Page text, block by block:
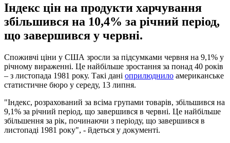
Індекс цін на продукти харчування
збільшився на 10,4% за річний період,
що завершився у червні.
Споживчі ціни у США зросли за підсумками червня на 9,1% у
річному вираженні. Це найбільше зростання за понад 40 років
– з листопада 1981 року. Такі дані оприлюднило американське
статистичне бюро у середу, 13 липня.
"Індекс, розрахований за всіма групами товарів, збільшився на
9,1% за річний період, що завершився в червні. Це найбільше
збільшення за рік, починаючи з періоду, що завершився в
листопаді 1981 року", - йдеться у документі.